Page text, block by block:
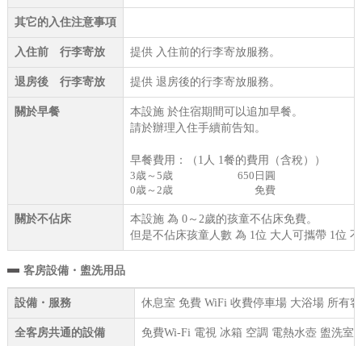
其它的入住注意事項
入住前 行李寄放 提供 入住前的行李寄放服務。
退房後 行李寄放 提供 退房後的行李寄放服務。
關於早餐
本設施 於住宿期間可以追加早餐。
請於辦理入住手續前告知。
早餐費用：（1人 1餐的費用（含稅））
3歳～5歳
650日圓
0歳～2歳
免費
關於不佔床
本設施 為 0～2歲的孩童不佔床免費。
但是不佔床孩童人數 為 1位 大人可攜帶 1位
客房設備・盥洗用品
設備・服務 休息室 免費 WiFi 收費停車場 大浴場 所有
全客房共通的設備 免費Wi-Fi 電視 冰箱 空調 電熱水壺 盥洗室